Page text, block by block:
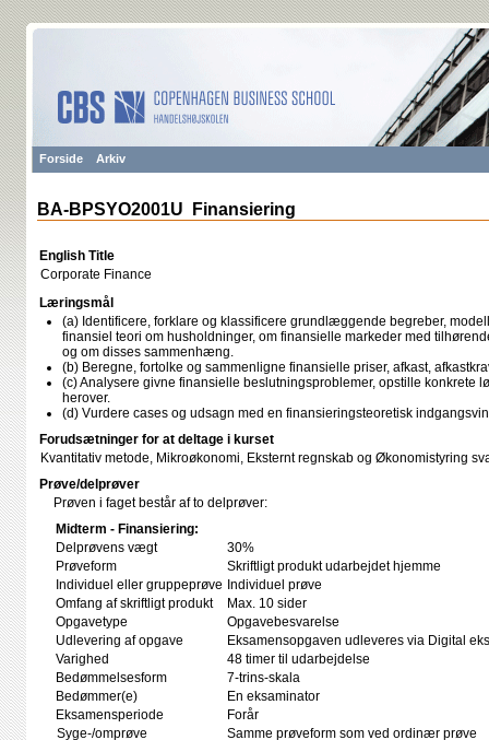
Forside Arkiv
BA-BPSYO2001U Finansiering
English Title
Corporate Finance
Læringsmål
(a) Identificere, forklare og klassificere grundlæggende begreber,
finansiel teori om husholdninger, om finansielle markeder med
og om disses sammenhæng.
(b) Beregne, fortolke og sammenligne finansielle priser, afkast,
(c) Analysere givne finansielle beslutningsproblemer, opstille konkrete
herover.
(d) Vurdere cases og udsagn med en finansieringsteoretisk
Forudsætninger for at deltage i kurset
Kvantitativ metode, Mikroøkonomi, Eksternt regnskab og Økonomistyring
Prøve/delprøver
Prøven i faget består af to delprøver:
Midterm - Finansiering:
Delprøvens vægt
30%
Prøveform
Skriftligt produkt udarbejdet hjemme
Individuel eller gruppeprøve Individuel prøve
Omfang af skriftligt produkt
Max. 10 sider
Opgavetype
Opgavebesvarelse
Udlevering af opgave
Eksamensopgaven udleveres via Digital
Varighed
48 timer til udarbejdelse
Bedømmelsesform
7-trins-skala
Bedømmer(e)
En eksaminator
Eksamensperiode
Forår
Syge-/omprøve
Samme prøveform som ved ordinær prøve